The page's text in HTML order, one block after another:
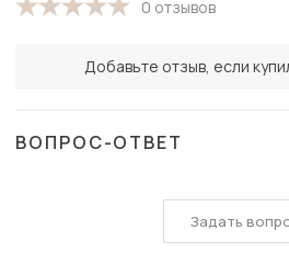
0 отзывов
Добавьте отзыв, если
ВОПРОС-ОТВЕТ
Задать